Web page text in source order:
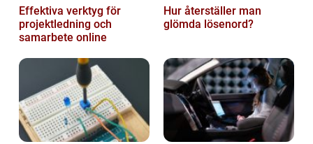
Effektiva verktyg för
projektledning och
samarbete online
Hur återställer man
glömda lösenord?